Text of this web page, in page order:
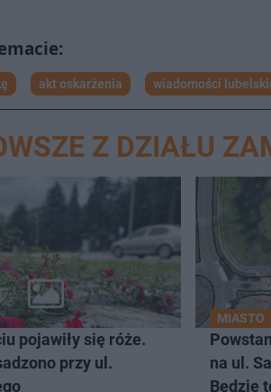
akt oskarżenia wiadomości
Z DZIAŁU
pojawiły się róże.
przy ul.
MIASTO
na ul.
Będzie